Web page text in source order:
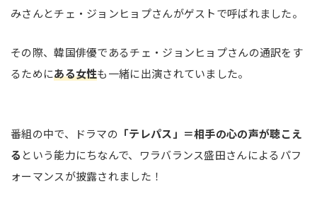
みさんとチェ・ジョンヒョプさんがゲストで呼ばれました。
その際、韓国俳優であるチェ・ジョンヒョプさんの通訳をす
るためにある女性も一緒に出演されていました。
番組の中で、ドラマの 「テレパス」＝相手の心の声が聴こえ
る という能力にちなんで、ワラバランス盛田さんによるパフ
ォーマンスが披露されました！